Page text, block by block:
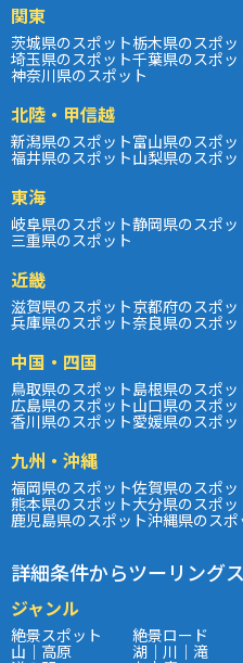
関東
茨城県のスポット栃木県のスポッ
埼玉県のスポット千葉県のスポッ
神奈川県のスポット
北陸・甲信越
新潟県のスポット富山県のスポッ
福井県のスポット山梨県のスポッ
東海
岐阜県のスポット静岡県のスポッ
三重県のスポット
近畿
滋賀県のスポット京都府のスポッ
兵庫県のスポット奈良県のスポッ
中国・四国
鳥取県のスポット島根県のスポッ
広島県のスポット山口県のスポッ
香川県のスポット愛媛県のスポッ
九州・沖縄
福岡県のスポット佐賀県のスポッ
熊本県のスポット大分県のスポッ
鹿児島県のスポット沖縄県のスポ
詳細条件からツーリング
ジャンル
絶景スポット 絶景ロード
山｜高原 湖｜川｜滝